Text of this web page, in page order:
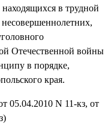
в трудной
Отечественной войны
в порядке,
края.
05.04.2010 N 11-кз, от